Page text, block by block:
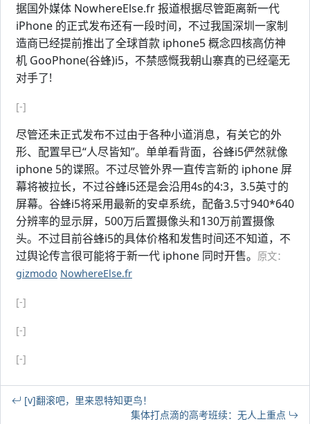
据国外媒体 NowhereElse.fr 报道根据尽管距离新一代
iPhone 的正式发布还有一段时间，不过我国深圳一家制
造商已经提前推出了全球首款 iphone5 概念四核高仿神
机 GooPhone(谷蜂)i5，不禁感慨我朝山寨真的已经毫无
对手了!
[-]
尽管还未正式发布不过由于各种小道消息，有关它的外
形、配置早已“人尽皆知”。单单看背面，谷蜂i5俨然就像
iphone 5的谍照。不过尽管外界一直传言新的 iphone 屏
幕将被拉长，不过谷蜂i5还是会沿用4s的4:3，3.5英寸的
屏幕。谷蜂i5将采用最新的安卓系统，配备3.5寸940*640
分辨率的显示屏，500万后置摄像头和130万前置摄像
头。不过目前谷蜂i5的具体价格和发售时间还不知道，不
过舆论传言很可能将于新一代 iphone 同时开售。 原文：
gizmodo NowhereElse.fr
[-]
[-]
[-]
[v]翻滚吧，里来恩特知更鸟！
集体打点滴的高考班续：无人上重点